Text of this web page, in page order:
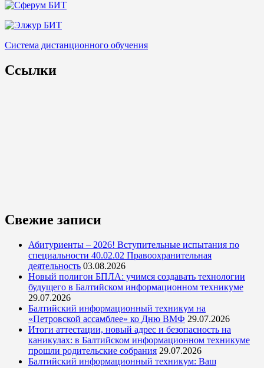
Система дистанционного обучения
Ссылки
Свежие записи
Абитуриенты – 2026! Вступительные испытания по
специальности 40.02.02 Правоохранительная
деятельность 03.08.2026
Новый полигон БПЛА: учимся создавать технологии
будущего в Балтийском информационном техникуме
29.07.2026
Балтийский информационный техникум на
«Петровской ассамблее» ко Дню ВМФ 29.07.2026
Итоги аттестации, новый адрес и безопасность на
каникулах: в Балтийском информационном техникуме
прошли родительские собрания 29.07.2026
Балтийский информационный техникум: Ваш